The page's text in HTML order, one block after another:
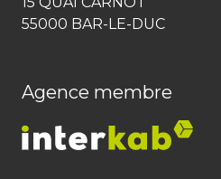
55000 BAR-LE-DUC
Agence membre